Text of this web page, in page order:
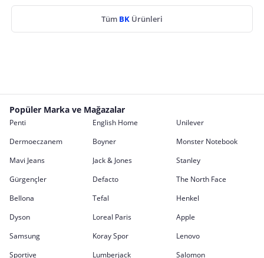
Tüm BK Ürünleri
Popüler Marka ve Mağazalar
Penti English Home
Unilever
Dermoeczanem
Boyner
Monster Notebook
Mavi Jeans
Jack & Jones
Stanley
Gürgençler
Defacto
The North Face
Bellona
Tefal
Henkel
Dyson
Loreal Paris
Apple
Samsung
Koray Spor
Lenovo
Sportive
Lumberjack Salomon